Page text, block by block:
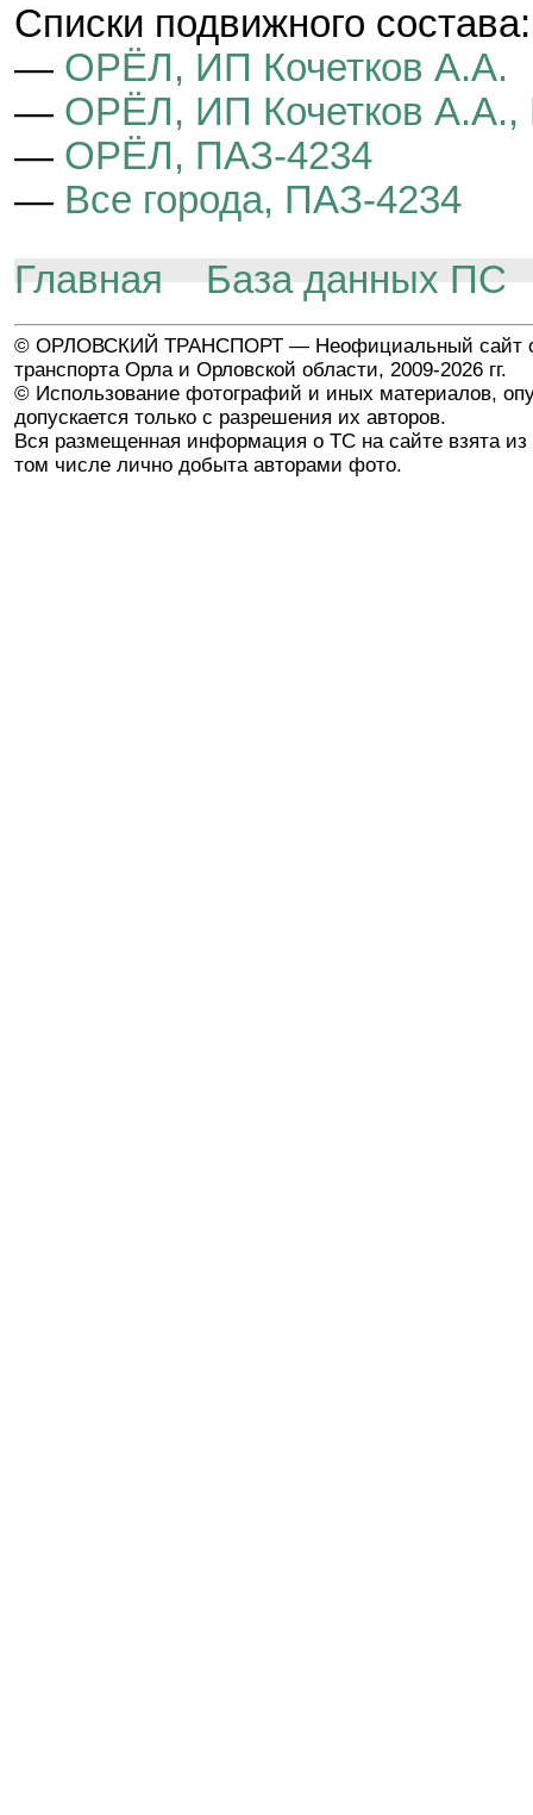
Cписки подвижного состава:
— ОРЁЛ, ИП Кочетков А.А.
— ОРЁЛ, ИП Кочетков А.А.,
— ОРЁЛ, ПАЗ-4234
— Все города, ПАЗ-4234
Главная
База данных ПС
© ОРЛОВСКИЙ ТРАНСПОРТ — Неофициальный сайт
транспорта Орла и Орловской области, 2009-2026 гг.
© Использование фотографий и иных материалов,
допускается только с разрешения их авторов.
Вся размещенная информация о ТС на сайте взята из
том числе лично добыта авторами фото.